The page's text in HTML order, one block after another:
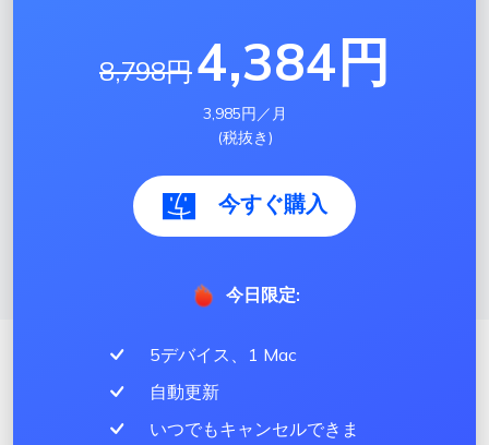
8,798円4,384円
3,985円／月
(税抜き)
今すぐ購入
今日限定:
5デバイス、1 Mac
自動更新
いつでもキャンセルできま